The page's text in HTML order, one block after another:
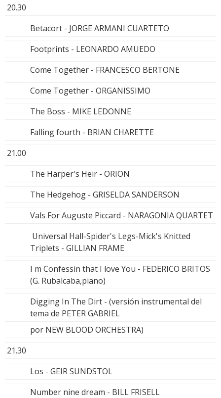
20.30
Betacort - JORGE ARMANI CUARTETO
Footprints - LEONARDO AMUEDO
Come Together - FRANCESCO BERTONE
Come Together - ORGANISSIMO
The Boss - MIKE LEDONNE
Falling fourth - BRIAN CHARETTE
21.00
The Harper's Heir - ORION
The Hedgehog - GRISELDA SANDERSON
Vals For Auguste Piccard - NARAGONIA QUARTET
Universal Hall-Spider's Legs-Mick's Knitted
Triplets - GILLIAN FRAME
I m Confessin that I love You - FEDERICO BRITOS
(G. Rubalcaba,piano)
Digging In The Dirt - (versión instrumental del
tema de PETER GABRIEL
por NEW BLOOD ORCHESTRA)
21.30
Los - GEIR SUNDSTOL
Number nine dream - BILL FRISELL